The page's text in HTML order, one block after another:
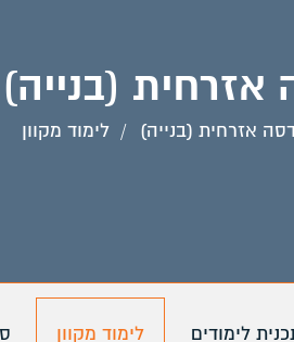
אזרחית (בנייה)
אזרחית (בנייה) לימוד מקוון
לימודים לימוד מקוון